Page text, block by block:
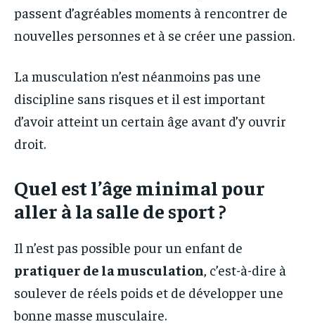
passent d’agréables moments à rencontrer de
nouvelles personnes et à se créer une passion.
La musculation n’est néanmoins pas une
discipline sans risques et il est important
d’avoir atteint un certain âge avant d’y ouvrir
droit.
Quel est l’âge minimal pour
aller à la salle de sport ?
Il n’est pas possible pour un enfant de
pratiquer de la musculation, c’est-à-dire à
soulever de réels poids et de développer une
bonne masse musculaire.